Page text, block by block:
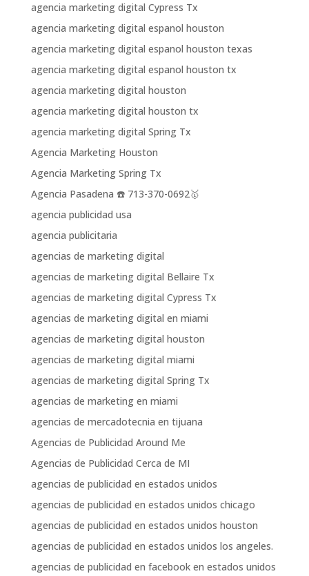
agencia marketing digital Cypress Tx
agencia marketing digital espanol houston
agencia marketing digital espanol houston texas
agencia marketing digital espanol houston tx
agencia marketing digital houston
agencia marketing digital houston tx
agencia marketing digital Spring Tx
Agencia Marketing Houston
Agencia Marketing Spring Tx
Agencia Pasadena ☎️ 713-370-0692🥇
agencia publicidad usa
agencia publicitaria
agencias de marketing digital
agencias de marketing digital Bellaire Tx
agencias de marketing digital Cypress Tx
agencias de marketing digital en miami
agencias de marketing digital houston
agencias de marketing digital miami
agencias de marketing digital Spring Tx
agencias de marketing en miami
agencias de mercadotecnia en tijuana
Agencias de Publicidad Around Me
Agencias de Publicidad Cerca de MI
agencias de publicidad en estados unidos
agencias de publicidad en estados unidos chicago
agencias de publicidad en estados unidos houston
agencias de publicidad en estados unidos los angeles.
agencias de publicidad en facebook en estados unidos